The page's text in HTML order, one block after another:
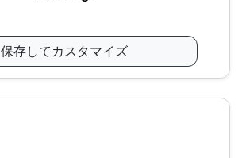
保存してカスタマイズ